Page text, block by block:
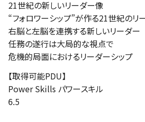
21世紀の新しいリーダー像
“フォロワーシップ”が作る21世紀のリ
右脳と左脳を連携する新しいリーダー
任務の遂行は大局的な視点で
危機的局面におけるリーダーシッ
【取得可能PDU】
Power Skills パワースキル
6.5